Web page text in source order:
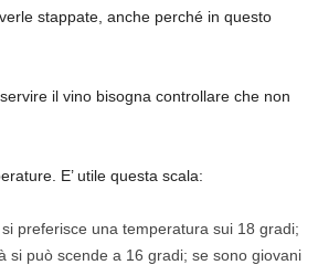
stappate, anche perché in questo
il vino bisogna controllare che non
E’ utile questa scala:
preferisce una temperatura sui 18 gradi;
si può scende a 16 gradi; se sono giovani